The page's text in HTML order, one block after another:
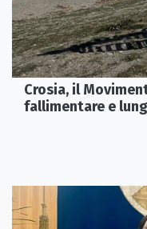
Crosia, il
fallimentare e